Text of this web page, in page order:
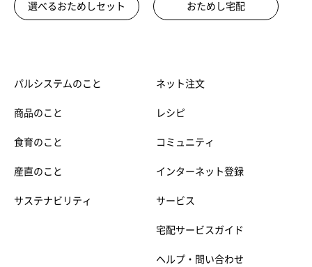
選べるおためしセット おためし宅配
パルシステムのこと
商品のこと
食育のこと
産直のこと
サステナビリティ
ネット注文
レシピ
コミュニティ
インターネット登録
サービス
宅配サービスガイド
ヘルプ・問い合わせ